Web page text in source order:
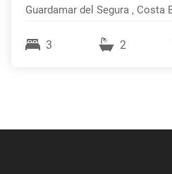
Guardamar del Segura , Costa
3 2